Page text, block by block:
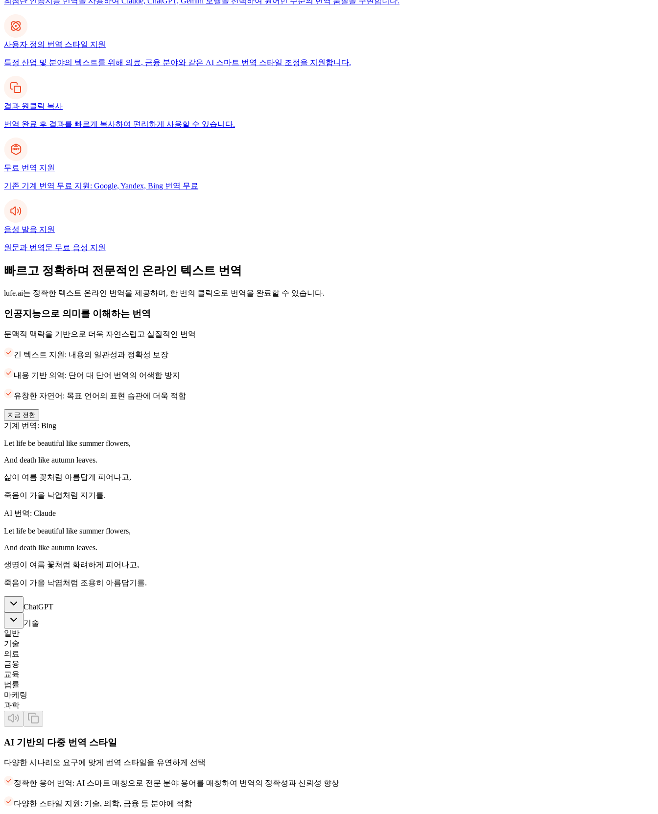
사용자 정의 번역 스타일 지원
특정 산업 및 분야의 텍스트를 위해 의료, 금융 분야와 같은 AI 스마트 번역 스타일 조정을 지원합니다.
결과 원클릭 복사
번역 완료 후 결과를 빠르게 복사하여 편리하게 사용할 수 있습니다.
무료 번역 지원
기존 기계 번역 무료 지원: Google, Yandex, Bing 번역 무료
음성 발음 지원
원문과 번역문 무료 음성 지원
빠르고 정확하며 전문적인 온라인 텍스트 번역
lufe.ai는 정확한 텍스트 온라인 번역을 제공하며, 한 번의 클릭으로 번역을 완료할 수 있습니다.
인공지능으로 의미를 이해하는 번역
문맥적 맥락을 기반으로 더욱 자연스럽고 실질적인 번역
긴 텍스트 지원: 내용의 일관성과 정확성 보장
내용 기반 의역: 단어 대 단어 번역의 어색함 방지
유창한 자연어: 목표 언어의 표현 습관에 더욱 적합
지금 전환
기계 번역: Bing
Let life be beautiful like summer flowers,
And death like autumn leaves.
삶이 여름 꽃처럼 아름답게 피어나고,
죽음이 가을 낙엽처럼 지기를.
AI 번역: Claude
Let life be beautiful like summer flowers,
And death like autumn leaves.
생명이 여름 꽃처럼 화려하게 피어나고,
죽음이 가을 낙엽처럼 조용히 아름답기를.
ChatGPT
기술
일반
기술
의료
금융
교육
법률
마케팅
과학
AI 기반의 다중 번역 스타일
다양한 시나리오 요구에 맞게 번역 스타일을 유연하게 선택
정확한 용어 번역: AI 스마트 매칭으로 전문 분야 용어를 매칭하여 번역의 정확성과 신뢰성 향상
다양한 스타일 지원: 기술, 의학, 금융 등 분야에 적합